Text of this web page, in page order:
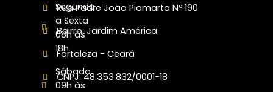
Segunda
a Sexta
08h às
18h
Sábado
09h às
Rua Padre João Piamarta Nº 190
Bairro: Jardim América
Fortaleza - Ceará
CNPJ: 48.353.832/0001-18